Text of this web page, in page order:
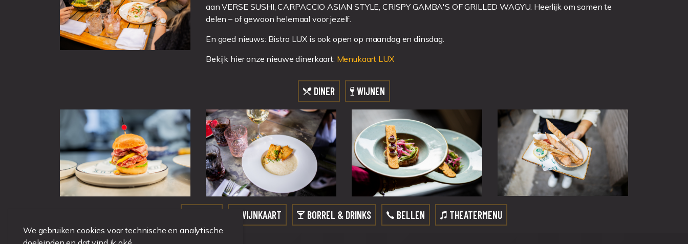
aan VERSE SUSHI, CARPACCIO ASIAN STYLE, CRISPY GAMBA'S OF GRILLED WAGYU. Heerlijk om samen te
delen – of gewoon helemaal voor jezelf.
En goed nieuws: Bistro LUX is ook open op maandag en dinsdag.
Bekijk hier onze nieuwe dinerkaart: Menukaart LUX
DINER WIJNEN
WIJNKAART BORREL & DRINKS BELLEN THEATERMENU
We gebruiken cookies voor technische en analytische